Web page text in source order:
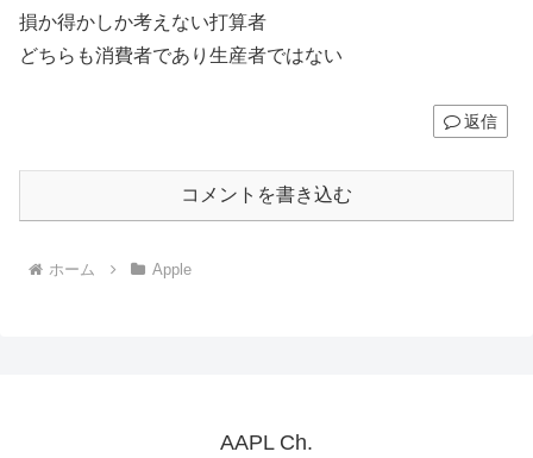
損か得かしか考えない打算者
どちらも消費者であり生産者ではない
返信
コメントを書き込む
ホーム Apple
AAPL Ch.